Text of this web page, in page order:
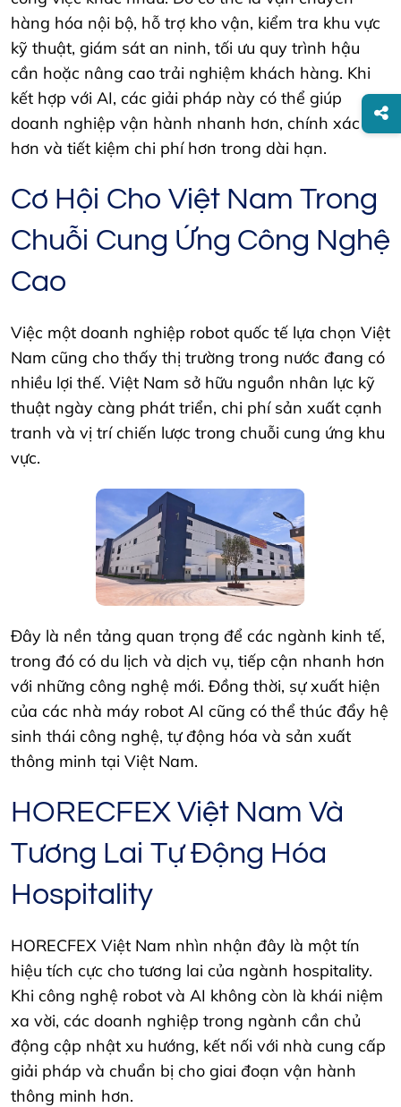
hàng hóa nội bộ, hỗ trợ kho vận, kiểm tra khu vực
kỹ thuật, giám sát an ninh, tối ưu quy trình hậu
cần hoặc nâng cao trải nghiệm khách hàng. Khi
kết hợp với AI, các giải pháp này có thể giúp
doanh nghiệp vận hành nhanh hơn, chính xác
hơn và tiết kiệm chi phí hơn trong dài hạn.
Cơ Hội Cho Việt Nam Trong
Chuỗi Cung Ứng Công Nghệ
Cao
Việc một doanh nghiệp robot quốc tế lựa chọn Việt
Nam cũng cho thấy thị trường trong nước đang có
nhiều lợi thế. Việt Nam sở hữu nguồn nhân lực kỹ
thuật ngày càng phát triển, chi phí sản xuất cạnh
tranh và vị trí chiến lược trong chuỗi cung ứng khu
vực.
Đây là nền tảng quan trọng để các ngành kinh tế,
trong đó có du lịch và dịch vụ, tiếp cận nhanh hơn
với những công nghệ mới. Đồng thời, sự xuất hiện
của các nhà máy robot AI cũng có thể thúc đẩy hệ
sinh thái công nghệ, tự động hóa và sản xuất
thông minh tại Việt Nam.
HORECFEX Việt Nam Và
Tương Lai Tự Động Hóa
Hospitality
HORECFEX Việt Nam nhìn nhận đây là một tín
hiệu tích cực cho tương lai của ngành hospitality.
Khi công nghệ robot và AI không còn là khái niệm
xa vời, các doanh nghiệp trong ngành cần chủ
động cập nhật xu hướng, kết nối với nhà cung cấp
giải pháp và chuẩn bị cho giai đoạn vận hành
thông minh hơn.